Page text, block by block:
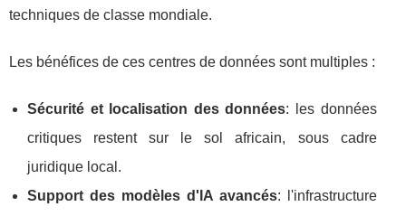
techniques de classe mondiale.
Les bénéfices de ces centres de données sont multiples :
Sécurité et localisation des données: les données
critiques restent sur le sol africain, sous cadre
juridique local.
Support des modèles d'IA avancés: l'infrastructure